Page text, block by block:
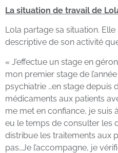
La situation de travail de
Lola partage sa situation.
descriptive de son activité
« J’effectue un stage en
mon premier stage de
psychiatrie …en stage depuis
médicaments aux patients
me met en confiance, je suis à
eu le temps de consulter les
distribue les traitements aux
pas…Je l’accompagne, je